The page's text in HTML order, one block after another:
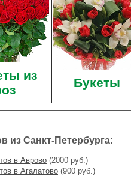
из
Букеты
из Санкт-Петербурга:
в Аврово (2000 руб.)
в Агалатово (900 руб.)